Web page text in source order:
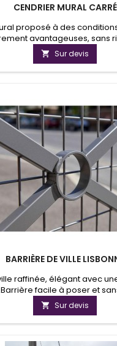
CENDRIER MURAL CARRÉ
proposé à des
avantageuses, sans
l’élégance et à la
 Sur devis
BARRIÈRE DE VILLE
raffinée, élégant avec
facile à poser et
dépasse légèrement de
composer un alignement
 Sur devis